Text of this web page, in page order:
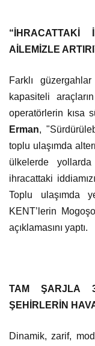
“İHRACATTAKİ
AİLEMİZLE
Farklı
kapasiteli
operatörlerin kısa
Erman,
toplu ulaşımda
ülkelerde
ihracattaki
Toplu ulaşımda
KENT’lerin
açıklamasını yaptı.
TAM ŞARJLA
ŞEHİRLERİN
Dinamik, zarif,